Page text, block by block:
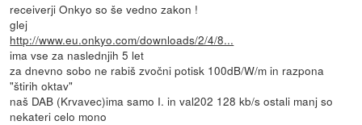
receiverji Onkyo so še vedno zakon !
glej
http://www.eu.onkyo.com/downloads/2/4/8...
ima vse za naslednjih 5 let
za dnevno sobo ne rabiš zvočni potisk 100dB/W/m in razpona
"štirih oktav"
naš DAB (Krvavec)ima samo I. in val202 128 kb/s ostali manj so
nekateri celo mono